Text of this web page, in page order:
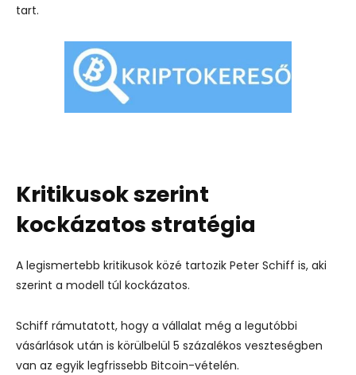
tart.
Kritikusok szerint
kockázatos stratégia
A legismertebb kritikusok közé tartozik Peter Schiff is, aki
szerint a modell túl kockázatos.
Schiff rámutatott, hogy a vállalat még a legutóbbi
vásárlások után is körülbelül 5 százalékos veszteségben
van az egyik legfrissebb Bitcoin-vételén.